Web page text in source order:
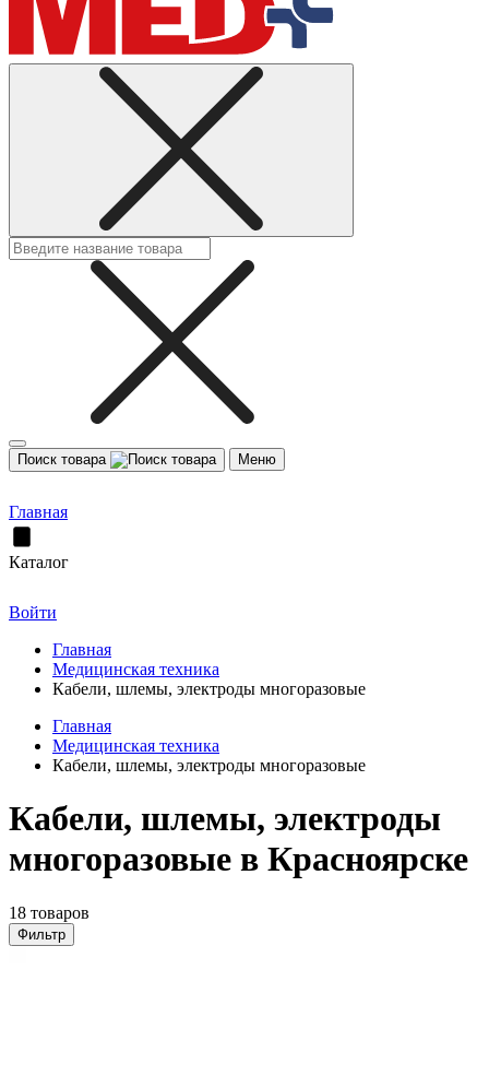
Поиск товара Меню
Главная
Каталог
Войти
Главная
Медицинская техника
Кабели, шлемы, электроды многоразовые
Главная
Медицинская техника
Кабели, шлемы, электроды многоразовые
Кабели, шлемы, электроды
многоразовые в Красноярске
18 товаров
Фильтр